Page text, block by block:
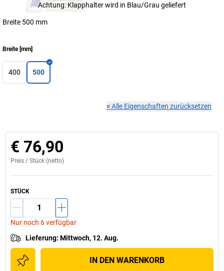
Achtung: Klapphalter wird in Blau/Grau geliefert
Breite 500 mm
Breite[mm]
400 500
×Alle Eigenschaften zurücksetzen
€ 76,90
Preis / Stück (netto)
STÜCK
Nur noch 6 verfügbar
Lieferung: Mittwoch, 12. Aug.
IN DEN WARENKORB